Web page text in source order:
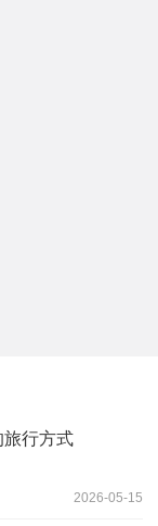
旅行方式
2026-05-15